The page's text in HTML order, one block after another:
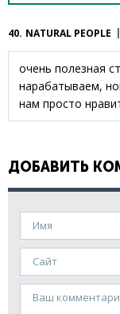
40. NATURAL PEOPLE
очень полезная
нарабатываем,
нам просто
ДОБАВИТЬ